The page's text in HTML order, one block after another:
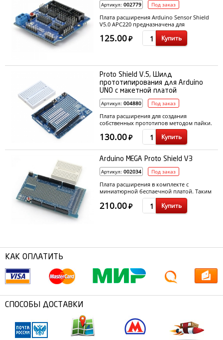
Артикул: 002779 Под заказ
Плата расширения Arduino Sensor Shield
V5.0 APC220 предназначена для
подключения к ней различных устройств
Arduino или аналогов устройств через
стандартные интерфейсы.
125.00₽ Купить
Proto Shield V.5, Шилд
прототипирования для Arduino
UNO c макетной платой
Артикул: 004880 Под заказ
Плата расширения для создания
собственных прототипов методом пайки.
Плата устанавливается прямо на плату
Arduino стандартного размера (Uno,
Leonardo, Duemilanove, Diecimila, Extreme,
NG), чем дублирует ее контакты.
130.00₽ Купить
Arduino MEGA Proto Shield V3
Артикул: 002034 Под заказ
Плата расширения в комплекте с
миниатюрной беспаечной платой. Таким
образом предполагается что компоненты
могут устанавливаться на плату как с
помощью пайки, так и без.
210.00₽ Купить
КАК ОПЛАТИТЬ
СПОСОБЫ ДОСТАВКИ